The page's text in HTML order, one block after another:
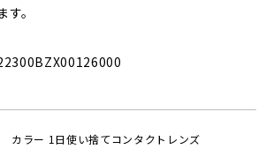
。
カラー 1日使い捨てコンタクトレンズ